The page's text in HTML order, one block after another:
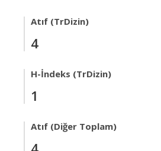
Atıf (TrDizin)
4
H-İndeks (TrDizin)
1
Atıf (Diğer Toplam)